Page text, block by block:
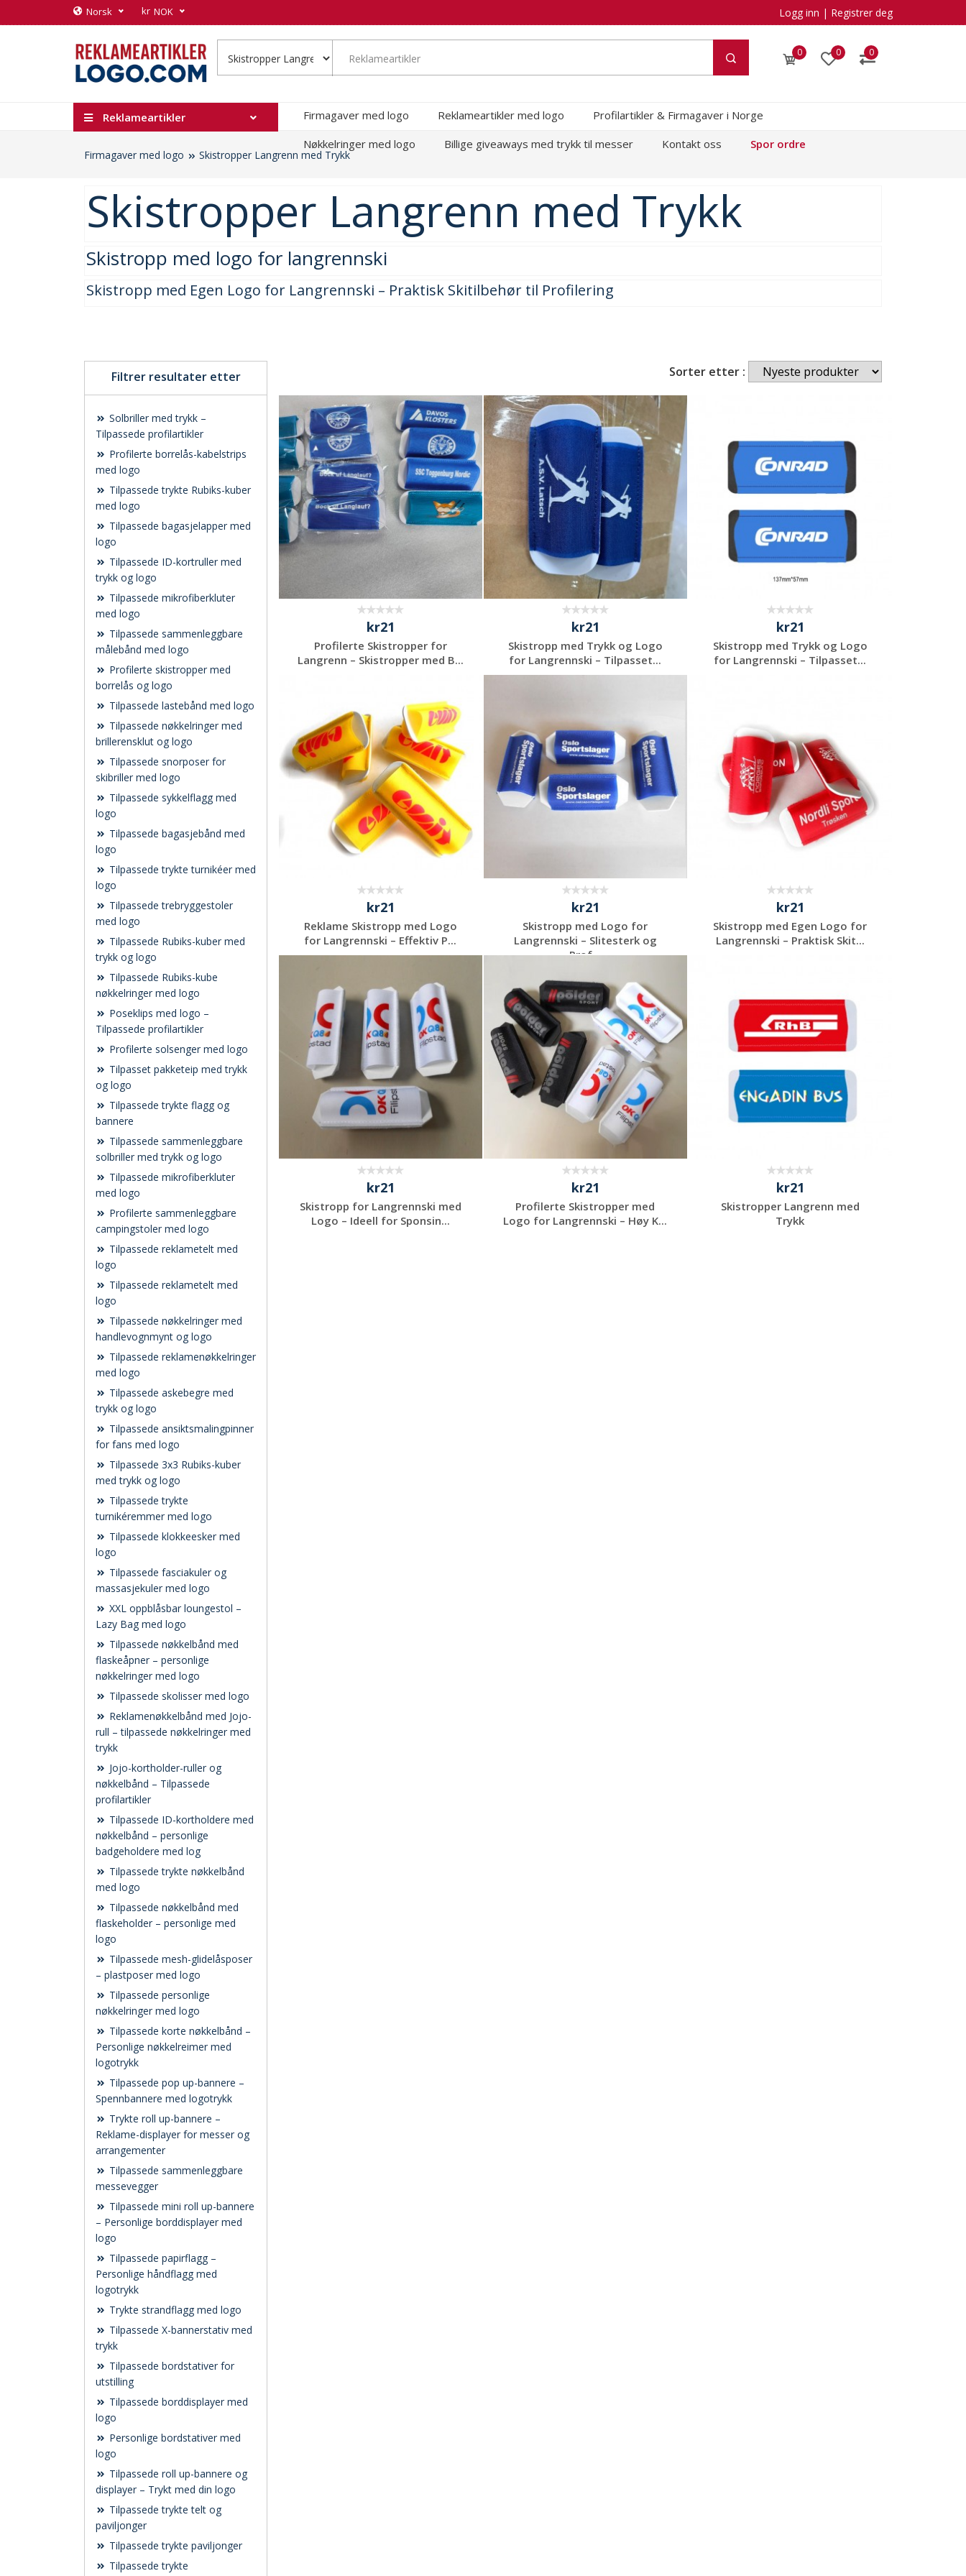
Norsk kr NOK Logg inn | Registrer deg
0 0 0
Reklameartikler Firmagaver med logo Reklameartikler med logo
Profilartikler & Firmagaver i Norge
Nøkkelringer med logo
Billige giveaways med trykk til messer Kontakt oss Spor ordre
Firmagaver med logo Skistropper Langrenn med Trykk
Skistropper Langrenn med Trykk
Skistropp med logo for langrennski
Skistropp med Egen Logo for Langrennski – Praktisk Skitilbehør til Profilering
Filtrer resultater etter
Solbriller med trykk –
Tilpassede profilartikler
Profilerte borrelås-kabelstrips
med logo
Tilpassede trykte Rubiks-kuber
med logo
Tilpassede bagasjelapper med
logo
Tilpassede ID-kortruller med
trykk og logo
Tilpassede mikrofiberkluter
med logo
Tilpassede sammenleggbare
målebånd med logo
Profilerte skistropper med
borrelås og logo
Tilpassede lastebånd med logo
Tilpassede nøkkelringer med
brillerensklut og logo
Tilpassede snorposer for
skibriller med logo
Tilpassede sykkelflagg med
logo
Tilpassede bagasjebånd med
logo
Tilpassede trykte turnikéer med
logo
Tilpassede trebryggestoler
med logo
Tilpassede Rubiks-kuber med
trykk og logo
Tilpassede Rubiks-kube
nøkkelringer med logo
Poseklips med logo –
Tilpassede profilartikler
Profilerte solsenger med logo
Tilpasset pakketeip med trykk
og logo
Tilpassede trykte flagg og
bannere
Tilpassede sammenleggbare
solbriller med trykk og logo
Tilpassede mikrofiberkluter
med logo
Profilerte sammenleggbare
campingstoler med logo
Tilpassede reklametelt med
logo
Tilpassede reklametelt med
logo
Tilpassede nøkkelringer med
handlevognmynt og logo
Tilpassede reklamenøkkelringer
med logo
Tilpassede askebegre med
trykk og logo
Tilpassede ansiktsmalingpinner
for fans med logo
Tilpassede 3x3 Rubiks-kuber
med trykk og logo
Tilpassede trykte
turnikéremmer med logo
Tilpassede klokkeesker med
logo
Tilpassede fasciakuler og
massasjekuler med logo
XXL oppblåsbar loungestol –
Lazy Bag med logo
Tilpassede nøkkelbånd med
flaskeåpner – personlige
nøkkelringer med logo
Tilpassede skolisser med logo
Reklamenøkkelbånd med Jojo-
rull – tilpassede nøkkelringer med
trykk
Jojo-kortholder-ruller og
nøkkelbånd – Tilpassede
profilartikler
Tilpassede ID-kortholdere med
nøkkelbånd – personlige
badgeholdere med log
Tilpassede trykte nøkkelbånd
med logo
Tilpassede nøkkelbånd med
flaskeholder – personlige med
logo
Tilpassede mesh-glidelåsposer
– plastposer med logo
Tilpassede personlige
nøkkelringer med logo
Tilpassede korte nøkkelbånd –
Personlige nøkkelreimer med
logotrykk
Tilpassede pop up-bannere –
Spennbannere med logotrykk
Trykte roll up-bannere –
Reklame-displayer for messer og
arrangementer
Tilpassede sammenleggbare
messevegger
Tilpassede mini roll up-bannere
– Personlige borddisplayer med
logo
Tilpassede papirflagg –
Personlige håndflagg med
logotrykk
Trykte strandflagg med logo
Tilpassede X-bannerstativ med
trykk
Tilpassede bordstativer for
utstilling
Tilpassede borddisplayer med
logo
Personlige bordstativer med
logo
Tilpassede roll up-bannere og
displayer – Trykt med din logo
Tilpassede trykte telt og
paviljonger
Tilpassede trykte paviljonger
Tilpassede trykte
Sorter etter :
kr21
Profilerte Skistropper for
Langrenn – Skistropper med B...
uforpliktende
tilbud
kr21
Skistropp med Trykk og Logo
for Langrennski – Tilpasset...
kr21
Skistropp med Trykk og Logo
for Langrennski – Tilpasset...
kr21
Reklame Skistropp med Logo
for Langrennski – Effektiv P...
uforpliktende
tilbud
kr21
Skistropp med Logo for
Langrennski – Slitesterk og
Prof...
uforpliktende
tilbud
kr21
Skistropp med Egen Logo for
Langrennski – Praktisk Skit...
tilbud
kr21
Skistropp for Langrennski med
Logo – Ideell for Sponsin...
kr21
Profilerte Skistropper med
Logo for Langrennski – Høy K...
kr21
Skistropper Langrenn med
Trykk